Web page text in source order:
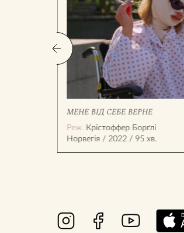
МЕНЕ ВІД СЕБЕ ВЕРНЕ
Реж. Крістоффер Борґлі
Норвегія / 2022 / 95 хв.